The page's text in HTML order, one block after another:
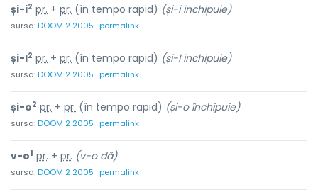
și-i2 pr. + pr. (în tempo rapid) (și-i închipuie)
sursa:DOOM 2 2005 permalink
și-l2 pr. + pr. (în tempo rapid) (și-l închipuie)
sursa:DOOM 2 2005 permalink
și-o2 pr. + pr. (în tempo rapid) (și-o închipuie)
sursa:DOOM 2 2005 permalink
v-o1 pr. + pr. (v-o dă)
sursa:DOOM 2 2005 permalink